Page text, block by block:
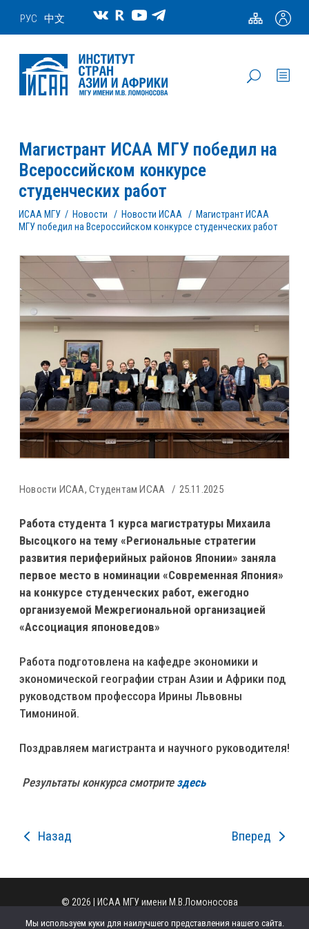
РУС 中文
Магистрант ИСАА МГУ победил на
Всероссийском конкурсе
студенческих работ
ИСАА МГУ / Новости / Новости ИСАА / Магистрант ИСАА
МГУ победил на Всероссийском конкурсе студенческих работ
Новости ИСАА,Студентам ИСАА 25.11.2025
Работа студента 1 курса магистратуры Михаила
Высоцкого на тему «Региональные стратегии
развития периферийных районов Японии» заняла
первое место в номинации «Современная Япония»
на конкурсе студенческих работ, ежегодно
организуемой Межрегиональной организацией
«Ассоциация японоведов»
Работа подготовлена на кафедре экономики и
экономической географии стран Азии и Африки под
руководством профессора Ирины Львовны
Тимониной.
Поздравляем магистранта и научного руководителя!
Результаты конкурса смотрите здесь
Назад Вперед
© 2026 | ИСАА МГУ имени М.В.Ломоносова
Мы используем куки для наилучшего представления нашего сайта.